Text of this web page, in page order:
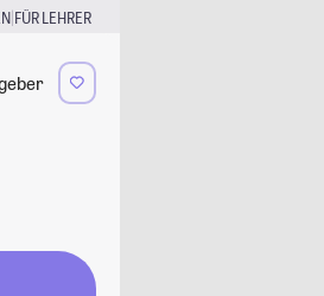
|FÜR LEHRER